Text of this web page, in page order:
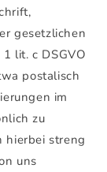
gesetzlichen
lit. c DSGVO
postalisch
im
zu
hierbei streng
uns